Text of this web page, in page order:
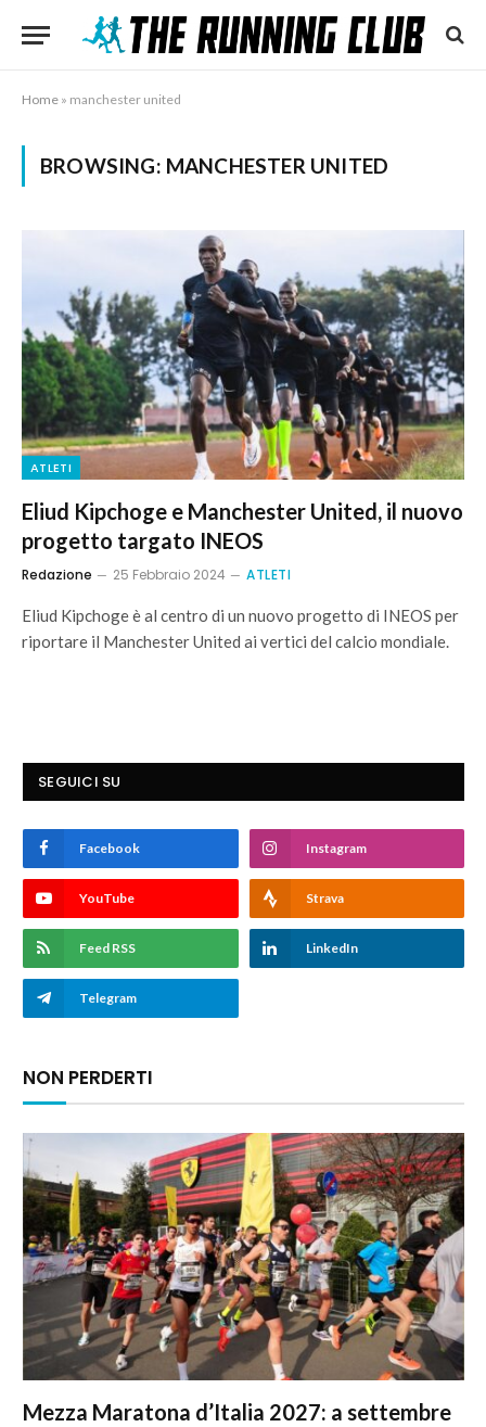
Home » manchester united
BROWSING: MANCHESTER UNITED
ATLETI
Eliud Kipchoge e Manchester United, il nuovo
progetto targato INEOS
Redazione 25 Febbraio 2024 ATLETI
Eliud Kipchoge è al centro di un nuovo progetto di INEOS per
riportare il Manchester United ai vertici del calcio mondiale.
SEGUICI SU
Facebook Instagram
YouTube Strava
Feed RSS LinkedIn
Telegram
NON PERDERTI
Mezza Maratona d’Italia 2027: a settembre